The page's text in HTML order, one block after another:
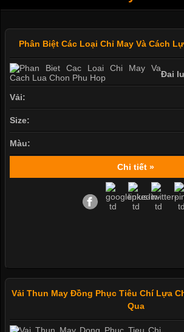
Phân Biệt Các Loại Chỉ May Và Cách
Đai
Vải:
Size:
Màu:
Chi tiết »
Vải Thun May Đồng Phục Tiêu Chí Lựa
Qua